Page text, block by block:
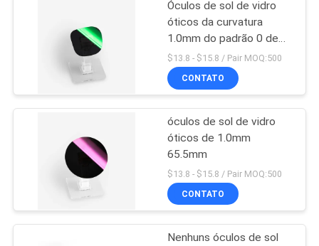
FÁBRICA
CONTROLE
DA
QUALIDADE
CONTACTE-
Óculos de sol de vidro
óticos da curvatura
1.0mm do padrão 0 de
HD
$13.8 - $15.8 / Pair MOQ:500
CONTATO
óculos de sol de vidro
óticos de 1.0mm
65.5mm
$13.8 - $15.8 / Pair MOQ:500
CONTATO
Nenhuns óculos de sol